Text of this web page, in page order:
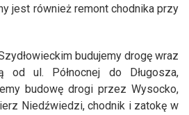
jest również remont chodnika przy
budujemy drogę wraz
od ul. Północnej do Długosza,
budowę drogi przez Wysocko,
Niedźwiedzi, chodnik i zatokę w